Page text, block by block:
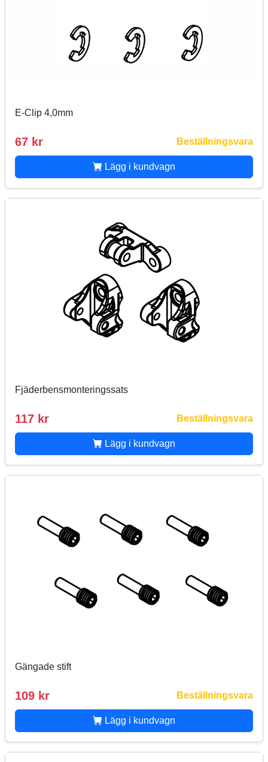
E-Clip 4,0mm
67 kr Beställningsvara
Lägg i kundvagn
Fjäderbensmonteringssats
117 kr Beställningsvara
Lägg i kundvagn
Gängade stift
109 kr Beställningsvara
Lägg i kundvagn